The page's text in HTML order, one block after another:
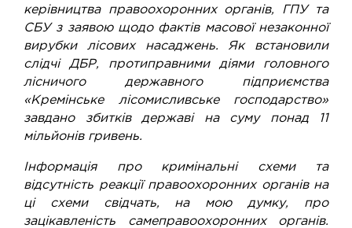
керівництва правоохоронних органів, ГПУ та
СБУ з заявою щодо фактів масової незаконної
вирубки лісових насаджень. Як встановили
слідчі ДБР, протиправними діями головного
лісничого державного підприємства
«Кремінське лісомисливське господарство»
завдано збитків державі на суму понад 11
мільйонів гривень.
Інформація про кримінальні схеми та
відсутність реакції правоохоронних органів на
ці схеми свідчать, на мою думку, про
зацікавленість самеправоохоронних органів.